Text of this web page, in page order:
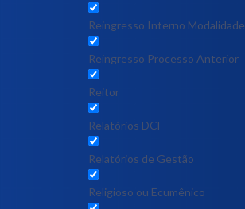
Reingresso Interno Modalidade
Reingresso Processo Anterior
Reitor
Relatórios DCF
Relatórios de Gestão
Religioso ou Ecumênico